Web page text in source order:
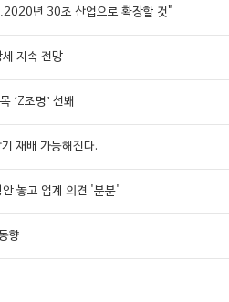
년 30조 산업으로 확장할 것"
지속 전망
‘Z조명’ 선봬
재배 가능해진다.
놓고 업계 의견 '분분'
향